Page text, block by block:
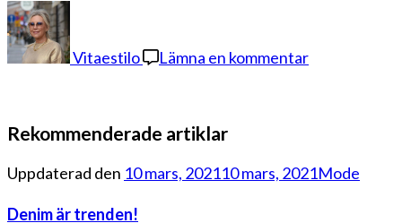
Vitaestilo Lämna en kommentar
Rekommenderade artiklar
Uppdaterad den 10 mars, 202110 mars, 2021Mode
Denim är trenden!